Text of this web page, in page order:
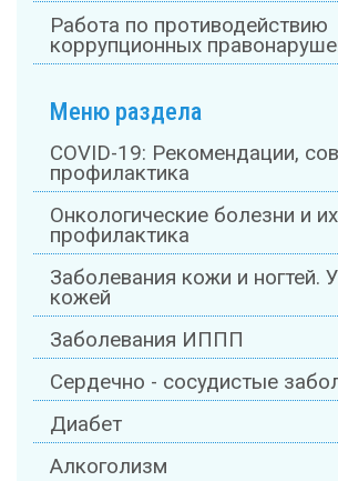
Работа по противодействию
коррупционных
Меню раздела
COVID-19: Рекомендации,
профилактика
Онкологические болезни и их
профилактика
Заболевания кожи и ногтей.
кожей
Заболевания ИППП
Сердечно - сосудистые
Диабет
Алкоголизм